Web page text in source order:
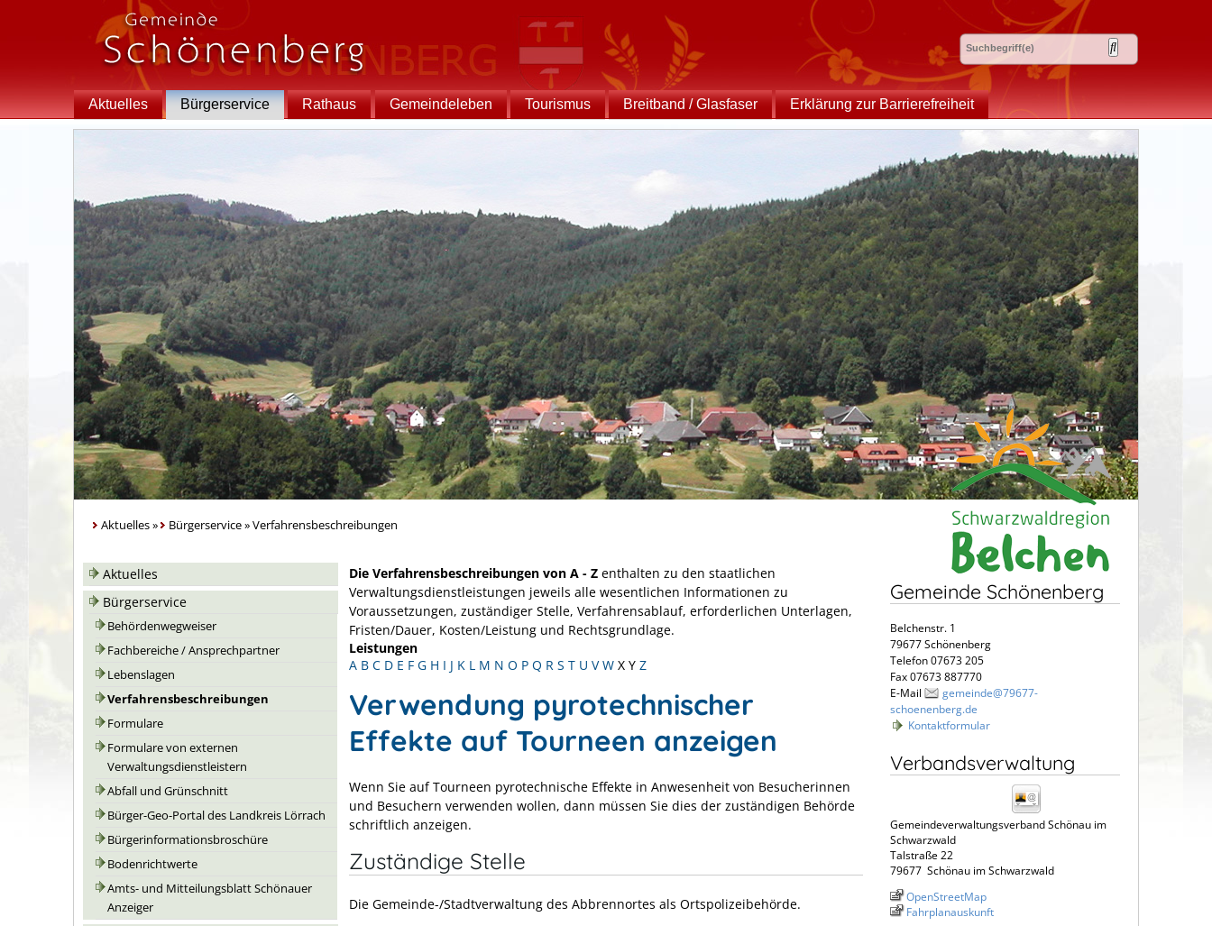
Aktuelles Bürgerservice Rathaus Gemeindeleben Tourismus Breitband / Glasfaser Erklärung zur Barrierefreiheit
Aktuelles» Bürgerservice»Verfahrensbeschreibungen
Aktuelles
Bürgerservice
Behördenwegweiser
Fachbereiche / Ansprechpartner
Lebenslagen
Verfahrensbeschreibungen
Formulare
Formulare von externen
Verwaltungsdienstleistern
Abfall und Grünschnitt
Bürger-Geo-Portal des Landkreis Lörrach
Bürgerinformationsbroschüre
Bodenrichtwerte
Amts- und Mitteilungsblatt Schönauer
Anzeiger
Die Verfahrensbeschreibungen von A - Z enthalten zu den staatlichen
Verwaltungsdienstleistungen jeweils alle wesentlichen Informationen zu
Voraussetzungen, zuständiger Stelle, Verfahrensablauf, erforderlichen Unterlagen,
Fristen/Dauer, Kosten/Leistung und Rechtsgrundlage.
Leistungen
A B C D E F G H I J K L M N O P Q R S T U V W X Y Z
Verwendung pyrotechnischer
Effekte auf Tourneen anzeigen
Wenn Sie auf Tourneen pyrotechnische Effekte in Anwesenheit von Besucherinnen
und Besuchern verwenden wollen, dann müssen Sie dies der zuständigen Behörde
schriftlich anzeigen.
Zuständige Stelle
Die Gemeinde-/Stadtverwaltung des Abbrennortes als Ortspolizeibehörde.
Gemeinde Schönenberg
Belchenstr. 1
79677 Schönenberg
Telefon 07673 205
Fax 07673 887770
E-Mail
gemeinde@79677-
schoenenberg.de
Kontaktformular
Verbandsverwaltung
Gemeindeverwaltungsverband Schönau im
Schwarzwald
Talstraße 22
79677 Schönau im Schwarzwald
OpenStreetMap
Fahrplanauskunft